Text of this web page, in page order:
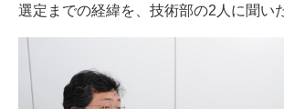
選定までの経緯を、技術部の2人に聞い